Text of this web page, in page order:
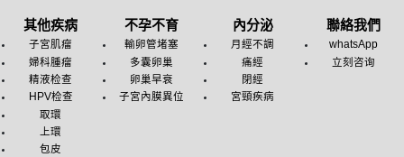
其他疾病
子宮肌瘤
婦科腫瘤
精液检查
HPV检查
取環
上環
包皮
不孕不育
輸卵管堵塞
多囊卵巢
卵巢早衰
子宮內膜異位
內分泌
月經不調
痛經
閉經
宮頸疾病
聯絡我們
whatsApp
立刻咨询